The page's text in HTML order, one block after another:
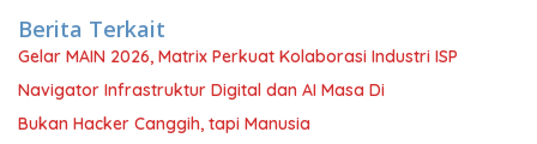
Berita Terkait
Gelar MAIN 2026, Matrix Perkuat Kolaborasi Industri ISP
Navigator Infrastruktur Digital dan AI Masa Di
Bukan Hacker Canggih, tapi Manusia